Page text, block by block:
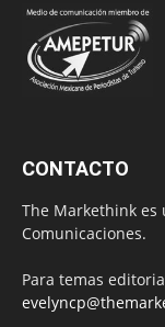
CONTACTO
The Markethink
Comunicaciones.
Para temas